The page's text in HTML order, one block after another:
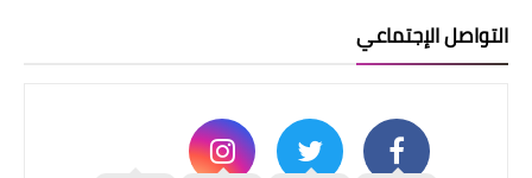
التواصل الإجتماعي